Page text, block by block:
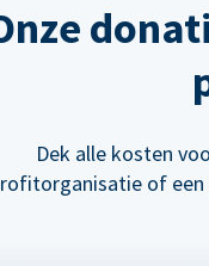
Dek alle kosten
of een